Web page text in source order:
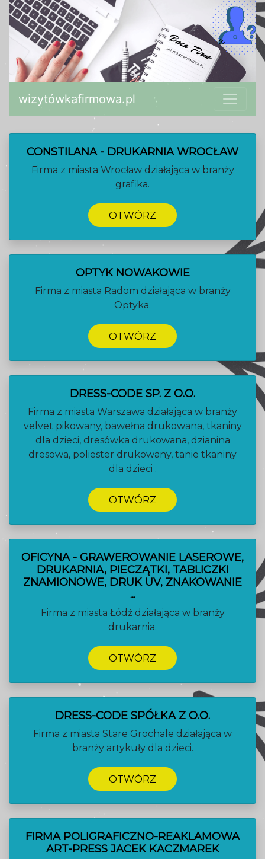
wizytówkafirmowa.pl
CONSTILANA - DRUKARNIA WROCŁAW
Firma z miasta Wrocław działająca w branży
grafika.
OTWÓRZ
OPTYK NOWAKOWIE
Firma z miasta Radom działająca w branży
Optyka.
OTWÓRZ
DRESS-CODE SP. Z O.O.
Firma z miasta Warszawa działająca w branży
velvet pikowany, bawełna drukowana, tkaniny
dla dzieci, dresówka drukowana, dzianina
dresowa, poliester drukowany, tanie tkaniny
dla dzieci .
OTWÓRZ
OFICYNA - GRAWEROWANIE LASEROWE,
DRUKARNIA, PIECZĄTKI, TABLICZKI
ZNAMIONOWE, DRUK UV, ZNAKOWANIE
...
Firma z miasta Łódź działająca w branży
drukarnia.
OTWÓRZ
DRESS-CODE SPÓŁKA Z O.O.
Firma z miasta Stare Grochale działająca w
branży artykuły dla dzieci.
OTWÓRZ
FIRMA POLIGRAFICZNO-REAKLAMOWA
ART-PRESS JACEK KACZMAREK